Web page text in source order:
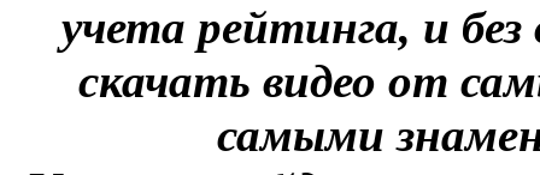
учета рейтинга, и
скачать видео от
самыми